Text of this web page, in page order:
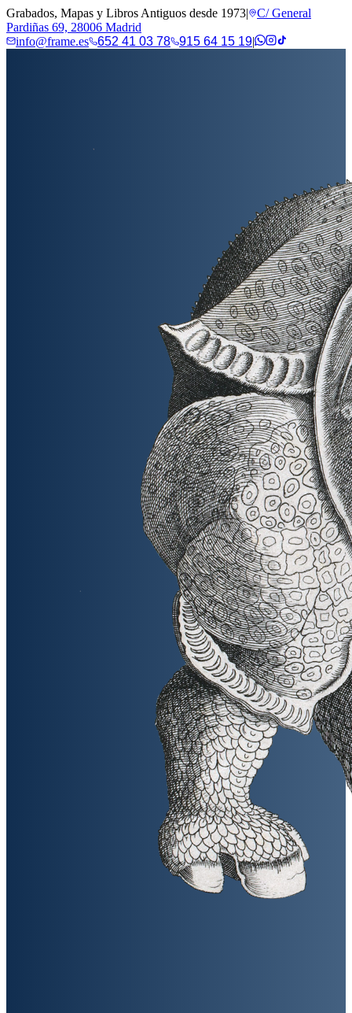
Grabados, Mapas y Libros Antiguos desde 1973|
C/ General
Pardiñas 69, 28006 Madrid
info@frame.es
652 41 03 78 915 64 15 19|